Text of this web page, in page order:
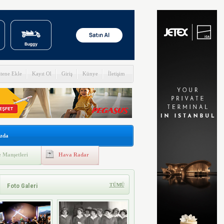
Ekle Kayıt Ol Giriş Künye İletişim
Manşetleri Hava Radar
Foto Galeri TÜMÜ